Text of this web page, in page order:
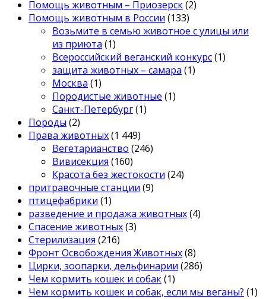
Помощь животным – Приозерск(2)
Помощь животным в России (133)
Возьмите в семью животное с улицы или
из приюта (1)
Всероссийский веганский конкурс(1)
защита животных – самара (1)
Москва (1)
Породистые животные (1)
Санкт-Петербург(1)
Породы (2)
Права животных(1 449)
Вегетарианство (246)
Вивисекция (160)
Красота без жестокости (24)
притравочные станции (9)
птицефабрики (1)
разведение и продажа животных(4)
Спасение животных(3)
Стерилизация (216)
Фронт Освобождения Животных(8)
Цирки, зоопарки, дельфинарии (286)
Чем кормить кошек и собак(1)
Чем кормить кошек и собак, если мы веганы? (1)